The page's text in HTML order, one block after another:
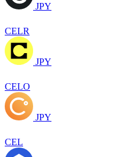
JPY
CELR
JPY
CELO
JPY
CEL